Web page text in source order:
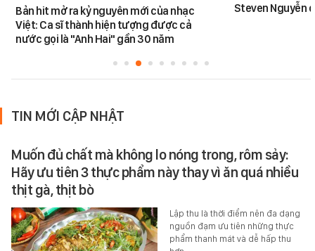
Bản hit mở ra kỷ nguyên mới của nhạc
Việt: Ca sĩ thành hiện tượng được cả
nước gọi là "Anh Hai" gần 30 năm
Steven Nguyễn
TIN MỚI CẬP NHẬT
Muốn đủ chất mà không lo nóng trong, rôm sảy:
Hãy ưu tiên 3 thực phẩm này thay vì ăn quá nhiều
thịt gà, thịt bò
Lập thu là thời điểm nên đa dạng
nguồn đạm ưu tiên những thực
phẩm thanh mát và dễ hấp thu